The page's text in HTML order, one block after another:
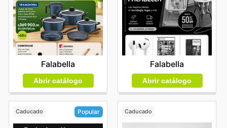
Falabella
Abrir catálogo
Falabella
Abrir catálogo
Caducado Popular Caducado